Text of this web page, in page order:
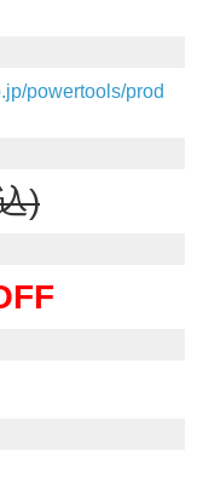
powertools/prod
)